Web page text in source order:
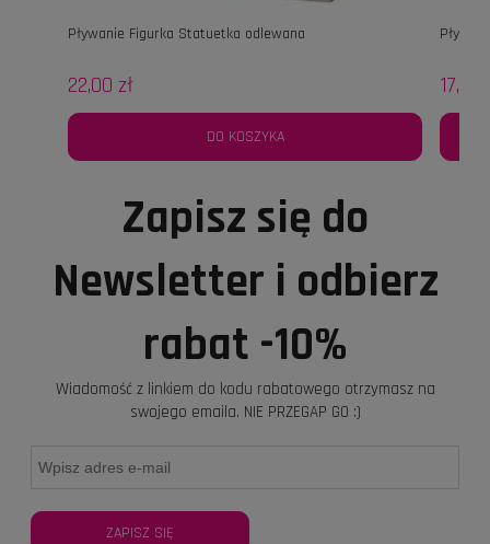
Pływanie Figurka Statuetka odlewana
22,00 zł
DO KOSZYKA
17,60
Zapisz się do
Newsletter i odbierz
rabat -10%
Wiadomość z linkiem do kodu rabatowego otrzymasz na
swojego emaila. NIE PRZEGAP GO :)
ZAPISZ SIĘ